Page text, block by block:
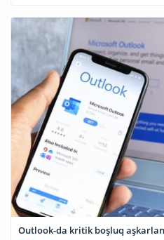
Outlook-da kritik boşluq